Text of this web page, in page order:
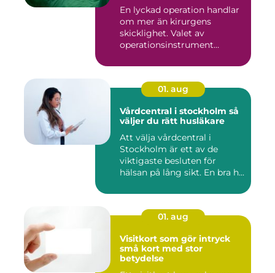
En lyckad operation handlar
om mer än kirurgens
skicklighet. Valet av
operationsinstrument
01. aug
Vårdcentral i stockholm så
väljer du rätt husläkare
Att välja vårdcentral i
Stockholm är ett av de
viktigaste besluten för
hälsan på lång sikt. En bra h...
01. aug
Visitkort som gör intryck
små kort med stor
betydelse